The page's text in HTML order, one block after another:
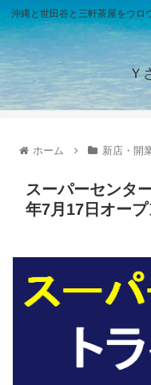
沖縄と世田谷と三軒茶屋をウロ
Ｙ
ホーム 新店・開
スーパーセンタ
年7月17日オー